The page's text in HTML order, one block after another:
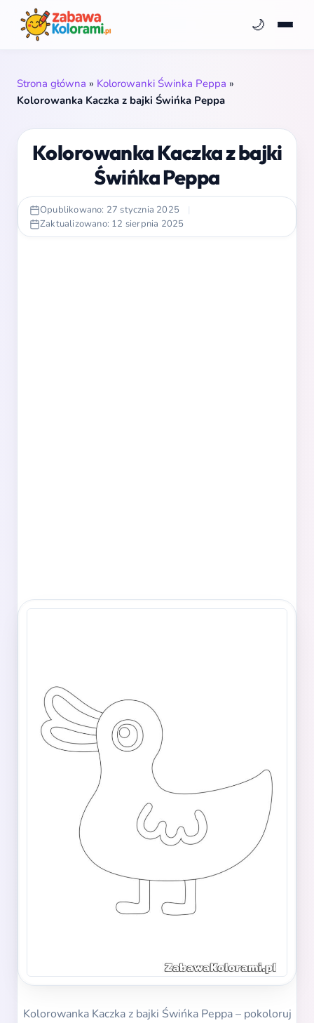
🌙
Strona główna » Kolorowanki Świnka Peppa »
Kolorowanka Kaczka z bajki Świńka Peppa
Kolorowanka Kaczka z bajki
Świńka Peppa
Opublikowano: 27 stycznia 2025
|
Zaktualizowano: 12 sierpnia 2025
Kolorowanka Kaczka z bajki Świńka Peppa – pokoloruj